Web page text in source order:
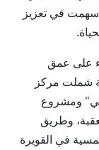
أسهمت في تعزيز
على عمق
شملت مركز
ومشروع
وطريق
في القويرة